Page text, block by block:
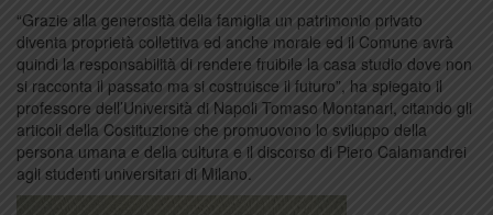
“Grazie alla generosità della famiglia un patrimonio privato
diventa proprietà collettiva ed anche morale ed il Comune avrà
quindi la responsabilità di rendere fruibile la casa studio dove non
si racconta il passato ma si costruisce il futuro”, ha spiegato il
professore dell’Università di Napoli Tomaso Montanari, citando gli
articoli della Costituzione che promuovono lo sviluppo della
persona umana e della cultura e il discorso di Piero Calamandrei
agli studenti universitari di Milano.